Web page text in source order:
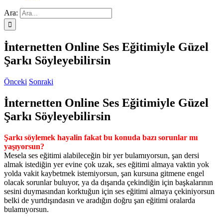
Ara:
İnternetten Online Ses Eğitimiyle Güzel
Şarkı Söyleyebilirsin
Önceki Sonraki
İnternetten Online Ses Eğitimiyle Güzel
Şarkı Söyleyebilirsin
Şarkı söylemek hayalin fakat bu konuda bazı sorunlar mı
yaşıyorsun?
Mesela ses eğitimi alabileceğin bir yer bulamıyorsun, şan dersi
almak istediğin yer evine çok uzak, ses eğitimi almaya vaktin yok
yolda vakit kaybetmek istemiyorsun, şan kursuna gitmene engel
olacak sorunlar buluyor, ya da dışarıda çekindiğin için başkalarının
sesini duymasından korktuğun için ses eğitimi almaya çekiniyorsun
belki de yurtdışındasın ve aradığın doğru şan eğitimi oralarda
bulamıyorsun.